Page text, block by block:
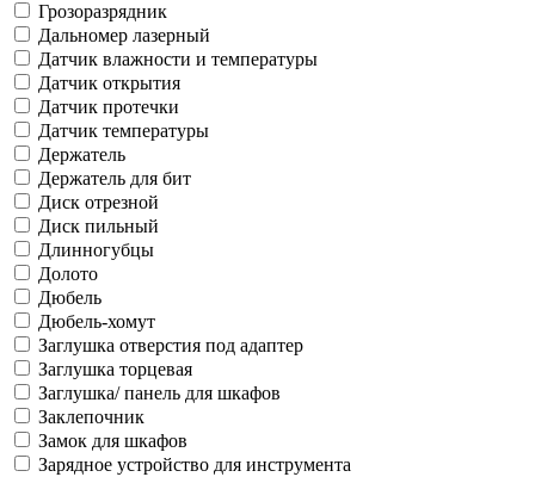
Грозоразрядник
Дальномер лазерный
Датчик влажности и температуры
Датчик открытия
Датчик протечки
Датчик температуры
Держатель
Держатель для бит
Диск отрезной
Диск пильный
Длинногубцы
Долото
Дюбель
Дюбель-хомут
Заглушка отверстия под адаптер
Заглушка торцевая
Заглушка/ панель для шкафов
Заклепочник
Замок для шкафов
Зарядное устройство для инструмента